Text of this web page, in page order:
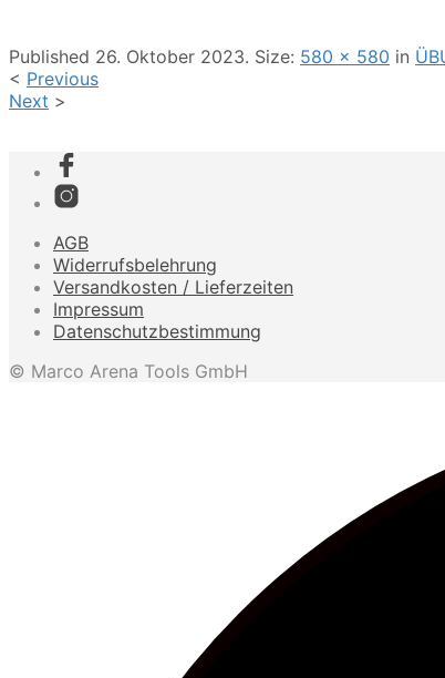
Published 26. Oktober 2023. Size: 580 × 580 in
< Previous
Next >
AGB
Widerrufsbelehrung
Versandkosten / Lieferzeiten
Impressum
Datenschutzbestimmung
© Marco Arena Tools GmbH